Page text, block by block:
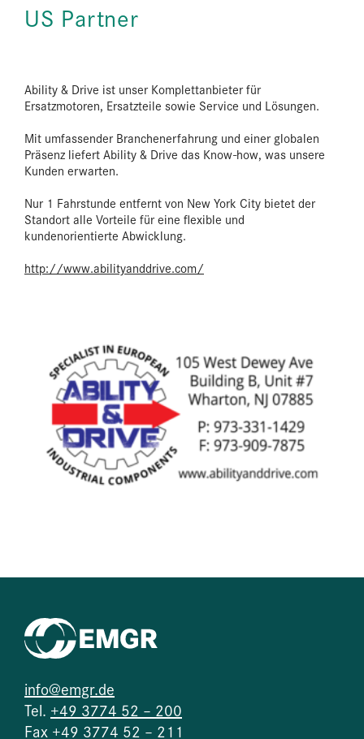
US Partner
Ability & Drive ist unser Komplettanbieter für
Ersatzmotoren, Ersatzteile sowie Service und Lösungen.
Mit umfassender Branchenerfahrung und einer globalen
Präsenz liefert Ability & Drive das Know-how, was unsere
Kunden erwarten.
Nur 1 Fahrstunde entfernt von New York City bietet der
Standort alle Vorteile für eine flexible und
kundenorientierte Abwicklung.
http://www.abilityanddrive.com/
info@emgr.de
Tel. +49 3774 52 – 200
Fax +49 3774 52 – 211